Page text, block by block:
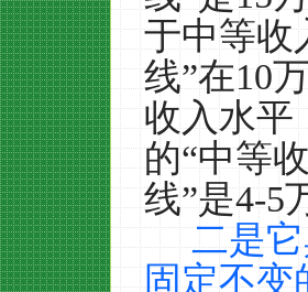
于中等收
线”在10
收入水平
的“中等
线”是4-5
二是
固定不变